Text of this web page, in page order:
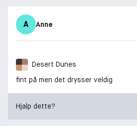
A Anne
Desert Dunes
fint på men det drysser veldig
Hjalp dette?